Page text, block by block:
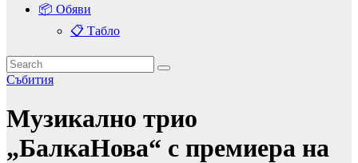
📦 Обяви
📋 Табло
Събития
Музикално трио
„БалкаНова“ с премиера на